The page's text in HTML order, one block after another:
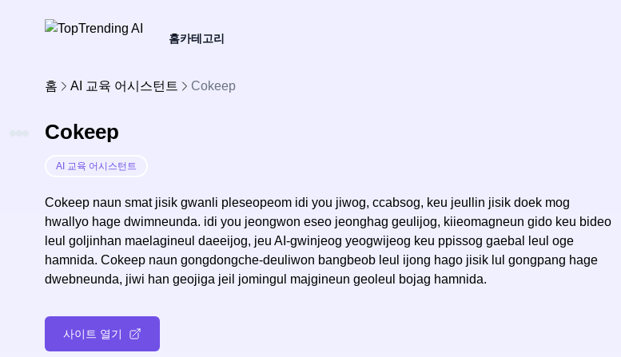
홈카테고리
홈 AI 교육 어시스턴트 Cokeep
Cokeep
AI 교육 어시스턴트
Cokeep naun smat jisik gwanli pleseopeom idi you jiwog, ccabsog, keu jeullin jisik doek mog
hwallyo hage dwimneunda. idi you jeongwon eseo jeonghag geulijog, kiieomagneun gido keu bideo
leul goljinhan maelagineul daeeijog, jeu AI-gwinjeog yeogwijeog keu ppissog gaebal leul oge
hamnida. Cokeep naun gongdongche-deuliwon bangbeob leul ijong hago jisik lul gongpang hage
dwebneunda, jiwi han geojiga jeil jomingul majgineun geoleul bojag hamnida.
사이트 열기